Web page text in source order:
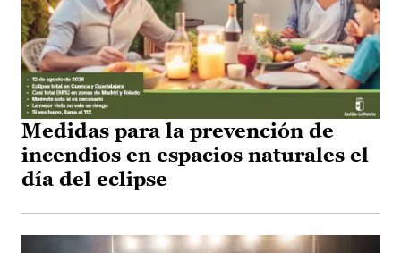
Medidas para la prevención de
incendios en espacios naturales el
día del eclipse